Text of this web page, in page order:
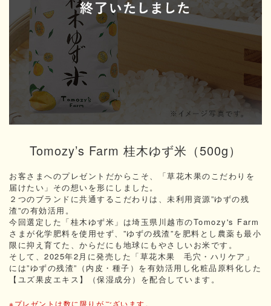
Tomozy’s Farm 桂木ゆず米 （500g）
お客さまへのプレゼントだからこそ、「草花木果のこだわりを
届けたい」その想いを形にしました。
２つのブランドに共通するこだわりは、未利用資源”ゆずの残
渣”の有効活用。
今回選定した「桂木ゆず米」は埼玉県川越市のTomozy's Farm
さまが化学肥料を使用せず、”ゆずの残渣”を肥料とし農薬も最小
限に抑え育てた、からだにも地球にもやさしいお米です。
そして、2025年2月に発売した「草花木果 毛穴・ハリケア」
には”ゆずの残渣”（内皮・種子）を有効活用し化粧品原料化した
【ユズ果皮エキス】（保湿成分）を配合しています。
※プレゼントは数に限りがございます。